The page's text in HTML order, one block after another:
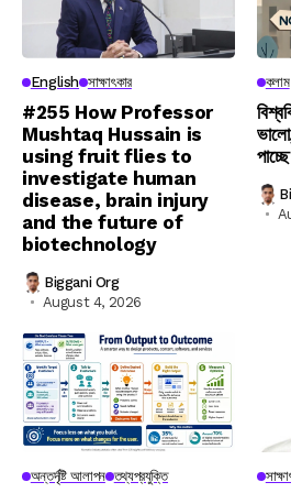
English সাক্ষাৎকার
#255 How Professor
Mushtaq Hussain is
using fruit flies to
investigate human
disease, brain injury
and the future of
biotechnology
Biggani Org
August 4, 2026
কলাম
অন্তর্দৃষ্টি আলাপন তথ্যপ্রযুক্তি